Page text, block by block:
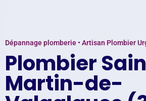
Dépannage plomberie • Artisan Plombier
Plombier
Martin-de-